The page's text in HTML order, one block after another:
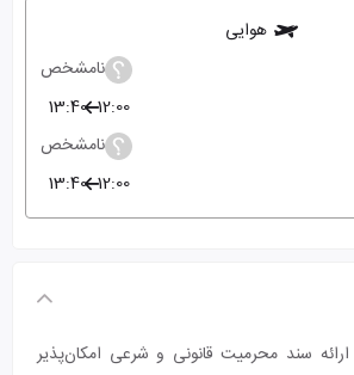
هوایی
نامشخص
12:00
13:40
نامشخص
12:00
13:40
سند محرمیت قانونی و شرعی امکان‌پذیر